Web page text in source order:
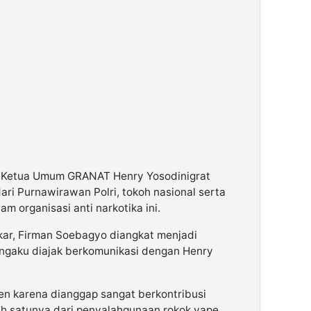
Umum GRANAT Henry Yosodinigrat
Purnawirawan Polri, tokoh nasional serta
organisasi anti narkotika ini.
Firman Soebagyo diangkat menjadi
diajak berkomunikasi dengan Henry
karena dianggap sangat berkontribusi